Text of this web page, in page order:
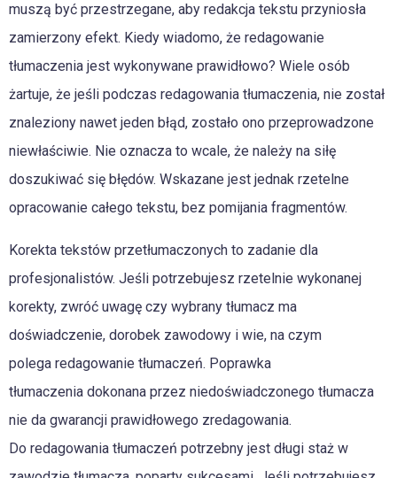
muszą być przestrzegane, aby redakcja tekstu przyniosła
zamierzony efekt. Kiedy wiadomo, że redagowanie
tłumaczenia jest wykonywane prawidłowo? Wiele osób
żartuje, że jeśli podczas redagowania tłumaczenia, nie został
znaleziony nawet jeden błąd, zostało ono przeprowadzone
niewłaściwie. Nie oznacza to wcale, że należy na siłę
doszukiwać się błędów. Wskazane jest jednak rzetelne
opracowanie całego tekstu, bez pomijania fragmentów.
Korekta tekstów przetłumaczonych to zadanie dla
profesjonalistów. Jeśli potrzebujesz rzetelnie wykonanej
korekty, zwróć uwagę czy wybrany tłumacz ma
doświadczenie, dorobek zawodowy i wie, na czym
polega redagowanie tłumaczeń. Poprawka
tłumaczenia dokonana przez niedoświadczonego tłumacza
nie da gwarancji prawidłowego zredagowania.
Do redagowania tłumaczeń potrzebny jest długi staż w